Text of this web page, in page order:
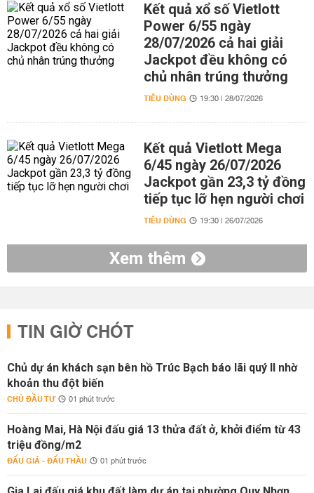
Kết quả xổ số Vietlott
Power 6/55 ngày
28/07/2026 cả hai giải
Jackpot đều không có
chủ nhân trúng thưởng
TIÊU DÙNG 19:30 | 28/07/2026
Kết quả Vietlott Mega
6/45 ngày 26/07/2026
Jackpot gần 23,3 tỷ đồng
tiếp tục lỡ hẹn người chơi
TIÊU DÙNG 19:30 | 26/07/2026
Xem thêm
TIN GIỜ CHÓT
Chủ dự án khách sạn bên hồ Trúc Bạch báo lãi quý II nhờ
khoản thu đột biến
CHỦ ĐẦU TƯ 01 phút trước
Hoàng Mai, Hà Nội đấu giá 13 thửa đất ở, khởi điểm từ 43
triệu đồng/m2
ĐẤU GIÁ - ĐẤU THẦU 01 phút trước